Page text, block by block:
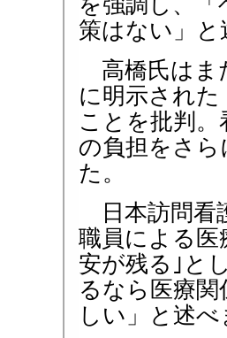
策はない」
高橋氏はま
に明示され
ことを批判
の負担をさ
た。
日本訪問看
職員による
安が残る｣と
るなら医療
しい」と述